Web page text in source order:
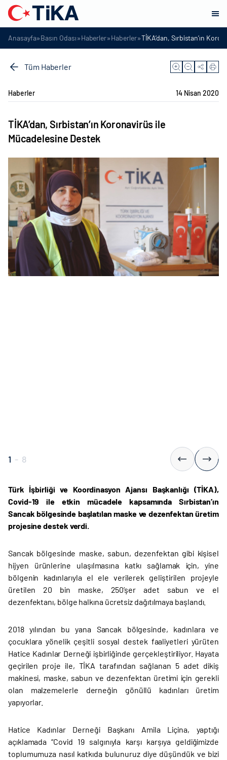
Anasayfa»Basın Odası»Haberler»Haberler»TİKA’dan, Sırbistan’ın
Tüm Haberler
Haberler 14 Nisan 2020
TİKA’dan, Sırbistan’ın Koronavirüs ile
Mücadelesine Destek
1 - 8
Türk İşbirliği ve Koordinasyon Ajansı Başkanlığı (TİKA),
Covid-19 ile etkin mücadele kapsamında Sırbistan’ın
Sancak bölgesinde başlatılan maske ve dezenfektan üretim
projesine destek verdi.
Sancak bölgesinde maske, sabun, dezenfektan gibi kişisel
hijyen ürünlerine ulaşılmasına katkı sağlamak için, yine
bölgenin kadınlarıyla el ele verilerek geliştirilen projeyle
üretilen 20 bin maske, 250’şer adet sabun ve el
dezenfektanı, bölge halkına ücretsiz dağıtılmaya başlandı.
2018 yılından bu yana Sancak bölgesinde, kadınlara ve
çocuklara yönelik çeşitli sosyal destek faaliyetleri yürüten
Hatice Kadınlar Derneği işbirliğinde gerçekleştiriliyor. Hayata
geçirilen proje ile, TİKA tarafından sağlanan 5 adet dikiş
makinesi, maske, sabun ve dezenfektan üretimi için gerekli
olan malzemelerle derneğin gönüllü kadınları üretim
yapıyorlar.
Hatice Kadınlar Derneği Başkanı Amila Liçina, yaptığı
açıklamada “Covid 19 salgınıyla karşı karşıya geldiğimizde
toplumumuza nasıl katkıda bulunuruz diye düşündük ve bizi